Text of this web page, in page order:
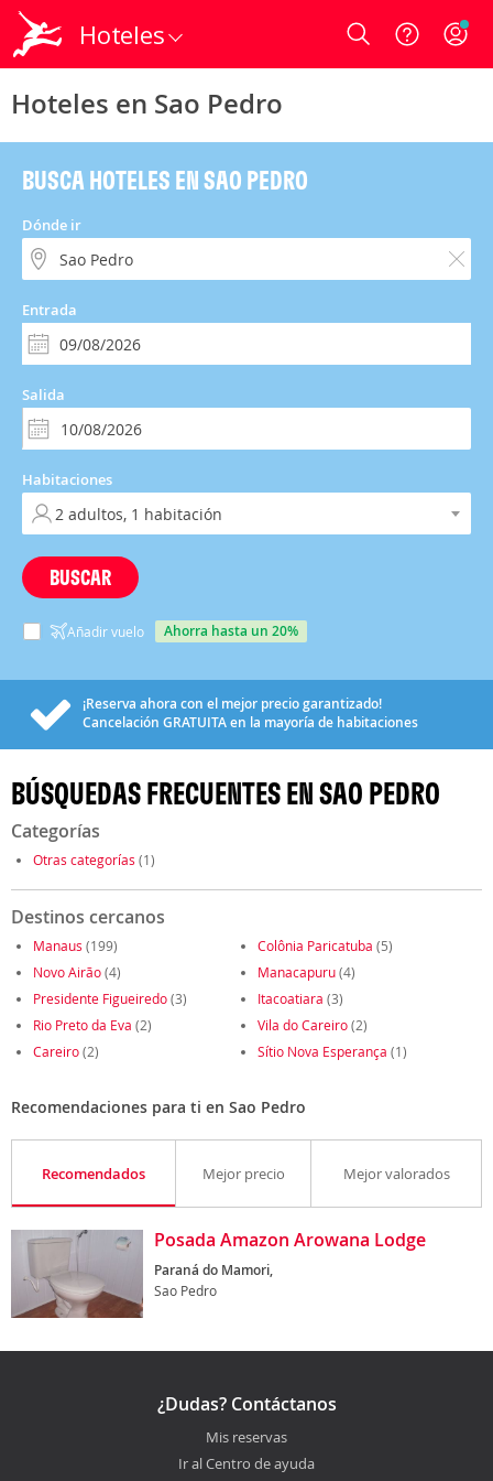
Hoteles Login
Hoteles en Sao Pedro
BUSCA HOTELES EN SAO PEDRO
Dónde ir
Entrada
Salida
Habitaciones
BUSCAR
Añadir vuelo ahorra hasta un 20%
¡Reserva ahora con el mejor precio garantizado!
Cancelación GRATUITAen la mayoría de habitaciones
BÚSQUEDAS FRECUENTES EN SAO PEDRO
Categorías
Otras categorías (1)
Destinos cercanos
Manaus (199) Colônia Paricatuba (5)
Novo Airão(4) Manacapuru(4)
Presidente Figueiredo(3) Itacoatiara (3)
Rio Preto da Eva (2) Vila do Careiro(2)
Careiro(2) Sítio Nova Esperança (1)
Recomendaciones para ti en Sao Pedro
Recomendados Mejor precio Mejor valorados
Posada Amazon Arowana Lodge
Paraná do Mamori,
Sao Pedro
¿Dudas? Contáctanos
Mis reservas
Ir al Centro de ayuda